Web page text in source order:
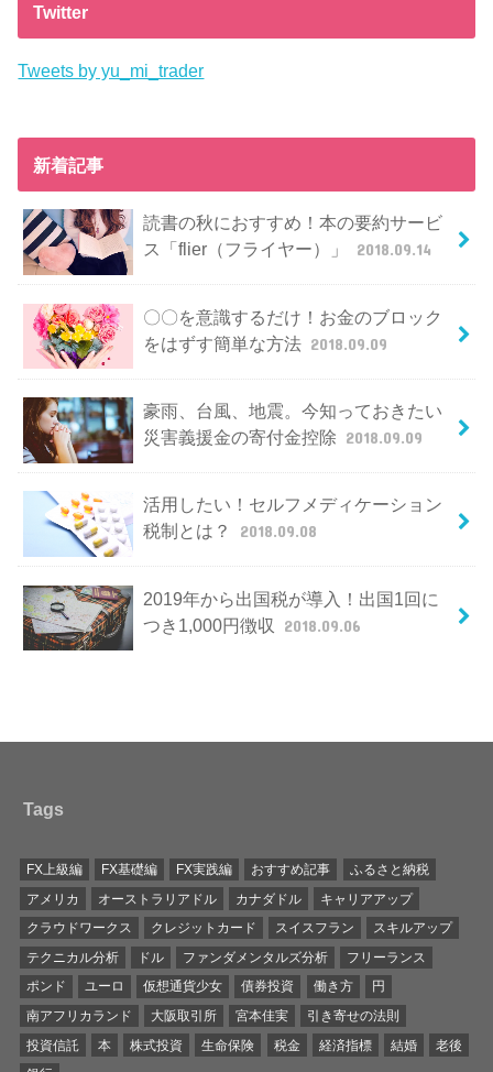
Twitter
Tweets by yu_mi_trader
新着記事
読書の秋におすすめ！本の要約サービ
ス「flier（フライヤー）」
2018.09.14
〇〇を意識するだけ！お金のブロック
をはずす簡単な方法 2018.09.09
豪雨、台風、地震。今知っておきたい
災害義援金の寄付金控除 2018.09.09
活用したい！セルフメディケーション
税制とは？
2018.09.08
2019年から出国税が導入！出国1回に
つき1,000円徴収
2018.09.06
Tags
FX上級編 FX基礎編 FX実践編 おすすめ記事
ふるさと納税
アメリカ
オーストラリアドル カナダドル
キャリアアップ
クラウドワークス
クレジットカード スイスフラン
スキルアップ
テクニカル分析
ドル ファンダメンタルズ分析
フリーランス
ポンド
ユーロ 仮想通貨少女 債券投資 働き方
円
南アフリカランド
大阪取引所 宮本佳実
引き寄せの法則
投資信託
本 株式投資 生命保険 税金 経済指標 結婚
老後